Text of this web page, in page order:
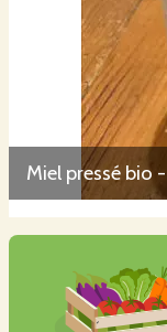
Miel pressé bio